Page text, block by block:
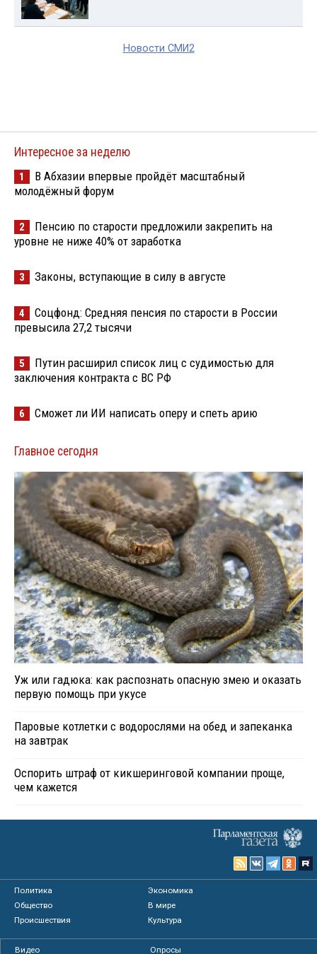
Новости СМИ2
Интересное за неделю
1
В Абхазии впервые пройдёт масштабный
молодёжный форум
2
Пенсию по старости предложили закрепить на
уровне не ниже 40% от заработка
3 Законы, вступающие в силу в августе
4
Соцфонд: Средняя пенсия по старости в России
превысила 27,2 тысячи
5
Путин расширил список лиц с судимостью для
заключения контракта с ВС РФ
6 Сможет ли ИИ написать оперу и спеть арию
Главное сегодня
Уж или гадюка: как распознать опасную змею и оказать
первую помощь при укусе
Паровые котлетки с водорослями на обед и запеканка
на завтрак
Оспорить штраф от кикшеринговой компании проще,
чем кажется
Политика
Экономика
Общество
В мире
Происшествия
Культура
Видео
Опросы